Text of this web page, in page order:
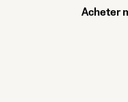
Acheter